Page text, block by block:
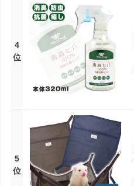
4
位
5
位